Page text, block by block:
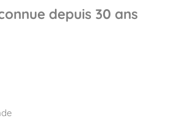
depuis 30 ans